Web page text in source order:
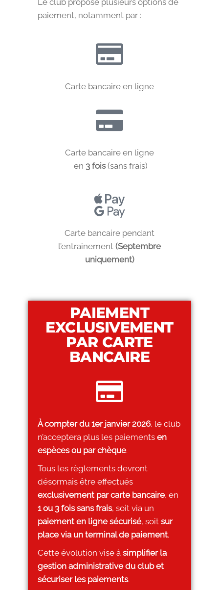
paiement, notamment par :
Carte bancaire en ligne
Carte bancaire en ligne
en 3 fois(sans frais)
Carte bancaire pendant
l’entrainement (Septembre
uniquement)
PAIEMENT
EXCLUSIVEMENT
PAR CARTE
BANCAIRE
À compter du 1er janvier 2026, le club
n’acceptera plus les paiements en
espèces ou par chèque.
Tous les règlements devront
désormais être effectués
exclusivement par carte bancaire, en
1 ou 3 fois sans frais, soit via un
paiement en ligne sécurisé, soit sur
place via un terminal de paiement.
Cette évolution vise à simplifier la
gestion administrative du club et
sécuriser les paiements.